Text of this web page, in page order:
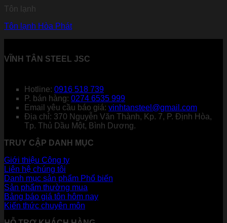
Tôn lạnh
Tôn lạnh Hòa Phát
VĨNH TÂN STEEL JSC
Hotline: 0916 518 739
P. bán hàng: 0274 6535 999
Email yêu cầu báo giá: vinhtansteel@gmail.com
Địa chỉ: 370 Nguyễn Văn Thành, Kp. 7, P. Định Hòa,
Tp. Thủ Dầu Một, Bình Dương.
TRUY CẬP DANH MỤC
Giới thiệu Công ty
Liên hệ chúng tôi
Danh mục sản phẩm
Sản phẩm thường mua
Bảng báo giá tôn hôm nay
Kiến thức chuyên môn